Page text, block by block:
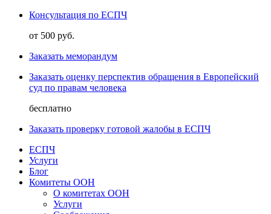
Консультация по ЕСПЧ
от 500 руб.
Заказать меморандум
Заказать оценку перспектив обращения в Европейский
суд по правам человека
бесплатно
Заказать проверку готовой жалобы в ЕСПЧ
ЕСПЧ
Услуги
Блог
Комитеты ООН
О комитетах ООН
Услуги